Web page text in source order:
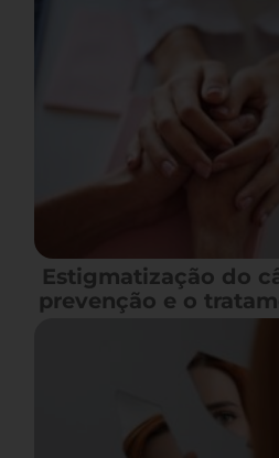
Estigmatização do
prevenção e o